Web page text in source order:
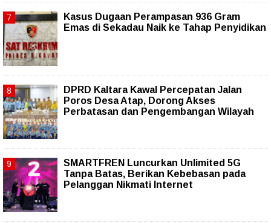
Kasus Dugaan Perampasan 936 Gram
Emas di Sekadau Naik ke Tahap Penyidikan
DPRD Kaltara Kawal Percepatan Jalan
Poros Desa Atap, Dorong Akses
Perbatasan dan Pengembangan Wilayah
SMARTFREN Luncurkan Unlimited 5G
Tanpa Batas, Berikan Kebebasan pada
Pelanggan Nikmati Internet